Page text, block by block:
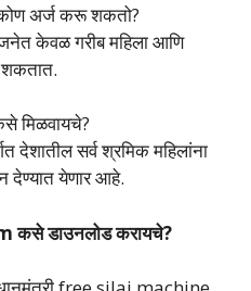
अर्ज करू शकतो?
केवळ गरीब महिला आणि
शकतात.
मिळवायचे?
देशातील सर्व श्रमिक महिलांना
देण्यात येणार आहे.
डाउनलोड करायचे?